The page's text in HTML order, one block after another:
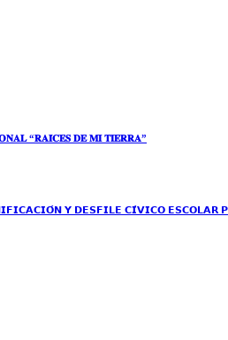
“𝐑𝐀𝐈́𝐂𝐄𝐒 𝐃𝐄 𝐌𝐈 𝐓𝐈𝐄𝐑𝐑𝐀”
𝗬 𝗗𝗘𝗦𝗙𝗜𝗟𝗘 𝗖𝗜́𝗩𝗜𝗖𝗢 𝗘𝗦𝗖𝗢𝗟𝗔𝗥